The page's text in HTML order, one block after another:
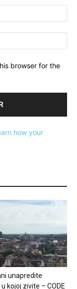
browser for the
how your
unapredite
kojoj zivite – CODE